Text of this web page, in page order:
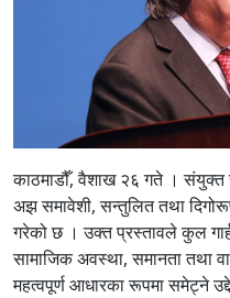
काठमाडौँ, वैशाख २६ गते । संयुक्त
अझ समावेशी, सन्तुलित तथा
गरेको छ । उक्त प्रस्तावले कुल
सामाजिक अवस्था, समानता तथा
महत्वपूर्ण आधारका रूपमा समेट्ने